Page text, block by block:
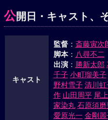
晴らそうと長兵衛を邸内で闇
の町奴は白束組へ殴りこみ、
い村山座へ行く。が坂部らに
う。ふらふらと香月院の境内
美雪と思いがけず会う。助六
ていたのは助六と知る。だが
悲しみもよそに息を引取って
公開日・キャスト、
キャスト
監督： 斎藤寅次
脚本： 八尋不二
出演： 勝新太郎
千子 小町瑠美子
野村雪子 清川虹
作 山田周平 尾
家染丸 石原須磨
愛原光一 金剛麗